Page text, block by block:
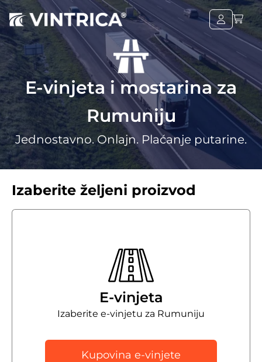
E-vinjeta i mostarina za
Rumuniju
Jednostavno. Onlajn. Plaćanje putarine.
Izaberite željeni proizvod
E-vinjeta
Izaberite e-vinjetu za Rumuniju
Kupovina e-vinjete